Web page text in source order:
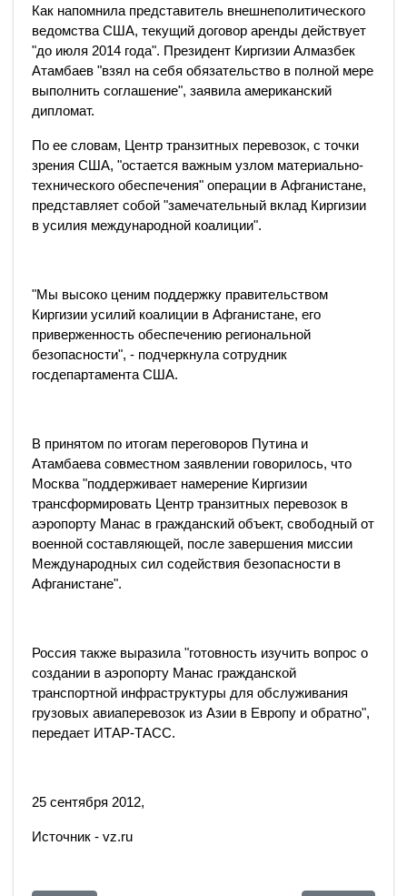
Как напомнила представитель внешнеполитического
ведомства США, текущий договор аренды действует
"до июля 2014 года". Президент Киргизии Алмазбек
Атамбаев "взял на себя обязательство в полной мере
выполнить соглашение", заявила американский
дипломат.
По ее словам, Центр транзитных перевозок, с точки
зрения США, "остается важным узлом материально-
технического обеспечения" операции в Афганистане,
представляет собой "замечательный вклад Киргизии
в усилия международной коалиции".
"Мы высоко ценим поддержку правительством
Киргизии усилий коалиции в Афганистане, его
приверженность обеспечению региональной
безопасности", - подчеркнула сотрудник
госдепартамента США.
В принятом по итогам переговоров Путина и
Атамбаева совместном заявлении говорилось, что
Москва "поддерживает намерение Киргизии
трансформировать Центр транзитных перевозок в
аэропорту Манас в гражданский объект, свободный от
военной составляющей, после завершения миссии
Международных сил содействия безопасности в
Афганистане".
Россия также выразила "готовность изучить вопрос о
создании в аэропорту Манас гражданской
транспортной инфраструктуры для обслуживания
грузовых авиаперевозок из Азии в Европу и обратно",
передает ИТАР-ТАСС.
25 сентября 2012,
Источник - vz.ru